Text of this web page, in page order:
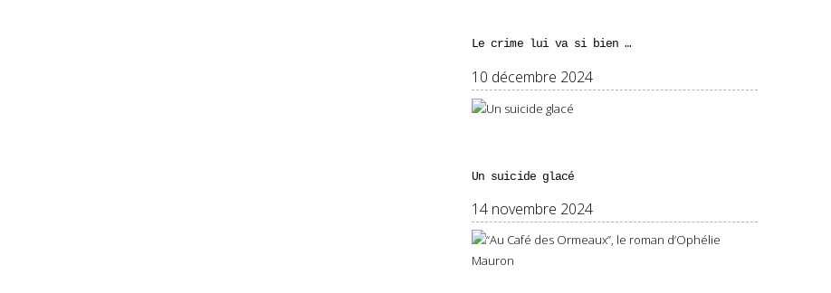
Le crime lui va si bien …
10 décembre 2024
Un suicide glacé
14 novembre 2024